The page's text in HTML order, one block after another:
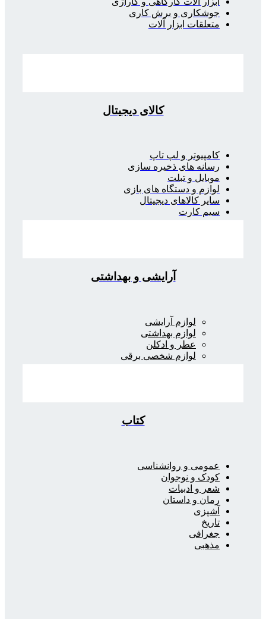
جوشکاری و برش کاری
متعلقات ابزار آلات
کالای دیجیتال
کامپیوتر و لپ تاپ
رسانه های ذخیره سازی
موبایل و تبلت
لوازم و دستگاه های بازی
سایر کالاهای دیجیتال
سیم کارت
آرایشی و بهداشتی
لوازم آرایشی
لوازم بهداشتی
عطر و ادکلن
لوازم شخصی برقی
کتاب
عمومی و روانشناسی
کودک و نوجوان
شعر و ادبیات
رمان و داستان
آشپزی
تاریخ
جغرافی
مذهبی